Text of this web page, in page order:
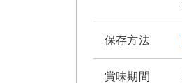
保存方法
賞味期間